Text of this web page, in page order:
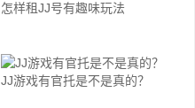
怎样租JJ号有趣味玩法
JJ游戏有官托是不是真的？